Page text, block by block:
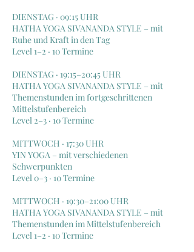
DIENSTAG · 09:15 UHR
HATHA YOGA SIVANANDA STYLE – mit
Ruhe und Kraft in den Tag
Level 1–2 · 10 Termine
DIENSTAG · 19:15–20:45 UHR
HATHA YOGA SIVANANDA STYLE – mit
Themenstunden im fortgeschrittenen
Mittelstufenbereich
Level 2–3 · 10 Termine
MITTWOCH · 17:30 UHR
YIN YOGA – mit verschiedenen
Schwerpunkten
Level 0–3 · 10 Termine
MITTWOCH · 19:30–21:00 UHR
HATHA YOGA SIVANANDA STYLE – mit
Themenstunden im Mittelstufenbereich
Level 1–2 · 10 Termine